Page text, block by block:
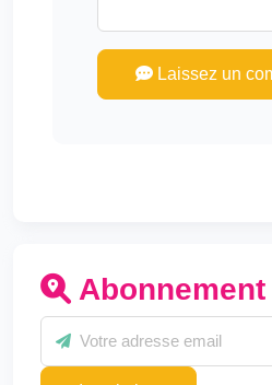
Laissez un